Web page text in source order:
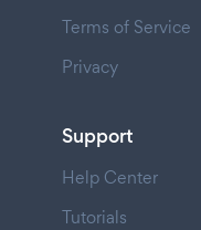
Terms of Service
Privacy
Support
Help Center
Tutorials